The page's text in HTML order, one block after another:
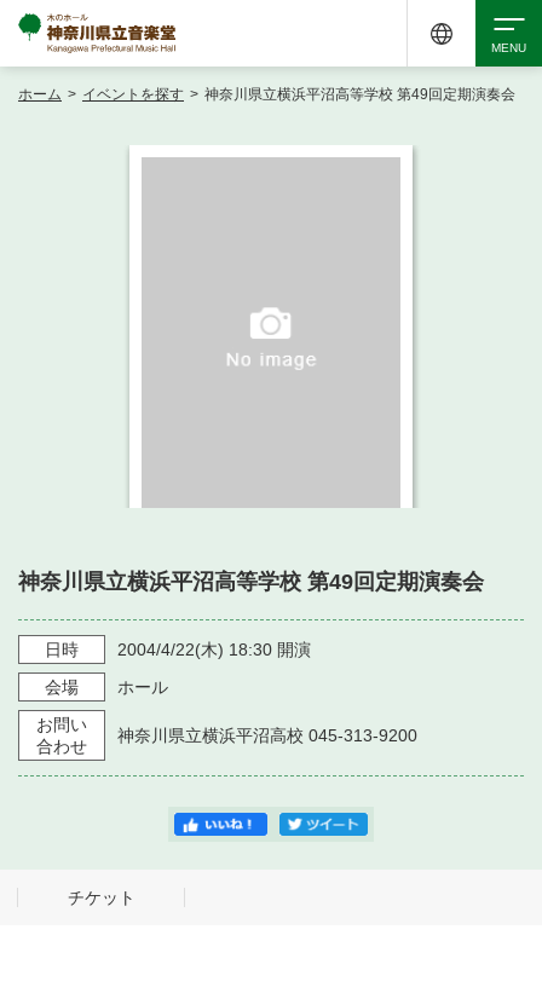
・ よくある質問
・ 施設を借りる
・ 空き状況
・ 抽選対象日
・ 利用料金
音楽堂について
・ 音楽堂のご案内
・ フロアマップ
・ 芸術参与
神奈川県立音楽堂
SNS
ホーム > イベントを探す > 神奈川県立横浜平沼高等学校 第49回定期演奏会
神奈川県立横浜平沼高等学校 第49回定期演奏会
日時 2004/4/22(木) 18:30 開演
会場
ホール
お問い
合わせ
神奈川県立横浜平沼高校 045-313-9200
チケット